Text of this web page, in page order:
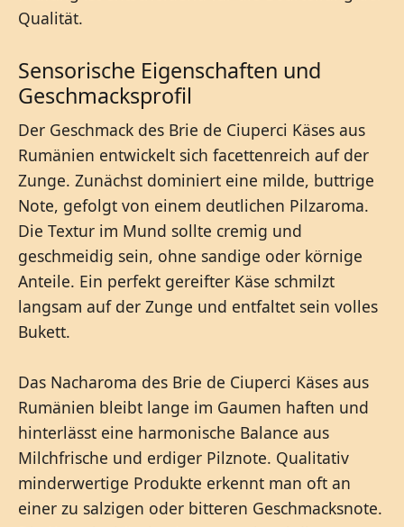
Qualität.
Sensorische Eigenschaften und
Geschmacksprofil
Der Geschmack des Brie de Ciuperci Käses aus
Rumänien entwickelt sich facettenreich auf der
Zunge. Zunächst dominiert eine milde, buttrige
Note, gefolgt von einem deutlichen Pilzaroma.
Die Textur im Mund sollte cremig und
geschmeidig sein, ohne sandige oder körnige
Anteile. Ein perfekt gereifter Käse schmilzt
langsam auf der Zunge und entfaltet sein volles
Bukett.
Das Nacharoma des Brie de Ciuperci Käses aus
Rumänien bleibt lange im Gaumen haften und
hinterlässt eine harmonische Balance aus
Milchfrische und erdiger Pilznote. Qualitativ
minderwertige Produkte erkennt man oft an
einer zu salzigen oder bitteren Geschmacksnote.